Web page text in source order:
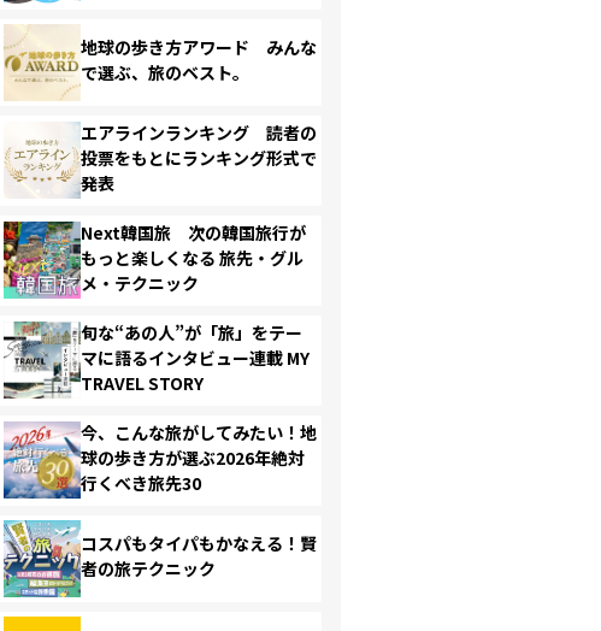
地球の歩き方アワード みんな
で選ぶ、旅のベスト。
エアラインランキング 読者の
投票をもとにランキング形式で
発表
Next韓国旅 次の韓国旅行が
もっと楽しくなる 旅先・グル
メ・テクニック
旬な“あの人”が「旅」をテー
マに語るインタビュー連載 MY
TRAVEL STORY
今、こんな旅がしてみたい！地
球の歩き方が選ぶ2026年絶対
行くべき旅先30
コスパもタイパもかなえる！賢
者の旅テクニック